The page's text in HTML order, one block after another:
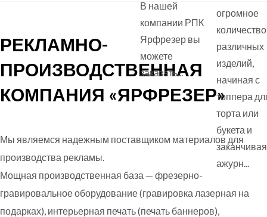
В нашей
компании РПК
Ярфрезер вы
можете
заказать...
огромное
количество
различных
изделий,
начиная с
топпера
торта или
букета и
заканчивая
ажурн...
РЕКЛАМНО-
ПРОИЗВОДСТВЕННАЯ
КОМПАНИЯ «ЯРФРЕЗЕР»
Мы являемся надежным поставщиком материалов для
производства рекламы.
Мощная производственная база — фрезерно-
гравировальное оборудование (гравировка лазерная на
подарках), интерьерная печать (печать баннеров),